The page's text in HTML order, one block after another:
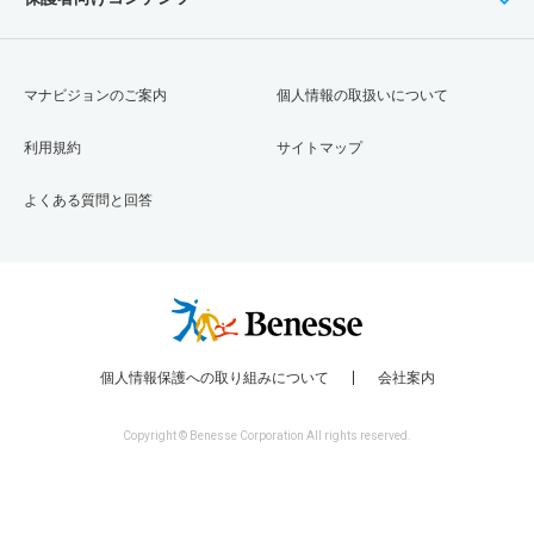
マナビジョンのご案内
利用規約
よくある質問と回答
個人情報の取扱いについて
サイトマップ
個人情報保護への取り組みについて 会社案内
Copyright © Benesse Corporation All rights reserved.